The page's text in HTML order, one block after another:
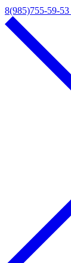
8(985)755-59-53